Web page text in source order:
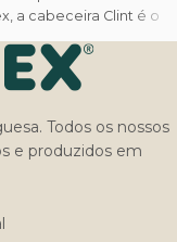
a cabeceira Clint é o
Adicionalmente, é
que cada uma das
com tecidos
fazendo com que
do ano. Por
Todos os nossos
e produzidos em